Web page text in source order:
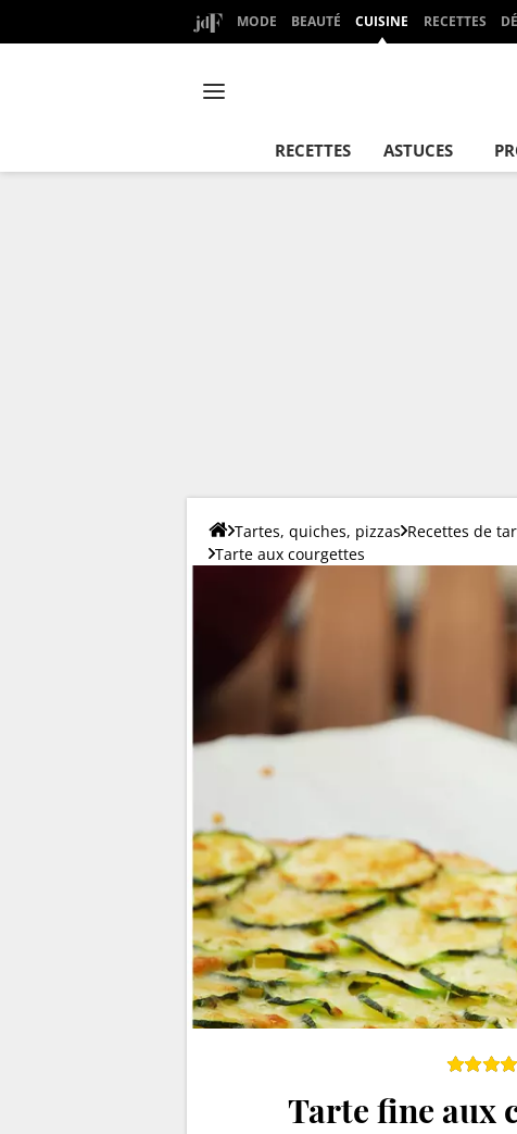
MODE BEAUTÉ CUISINE RECETTES
RECETTES ASTUCES
Tartes, quiches, pizzas Recettes de
Tarte aux courgettes
Tarte fine aux